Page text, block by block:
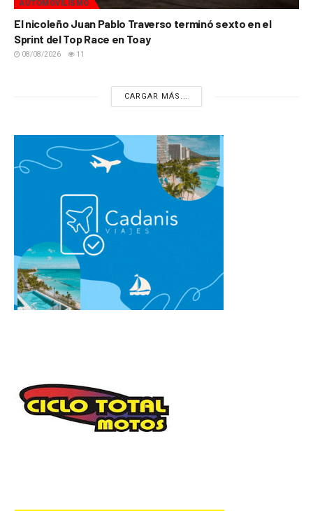
AUTOMOVILISMO
El nicoleño Juan Pablo Traverso terminó sexto en el
Sprint del Top Race en Toay
08/08/2026 11
CARGAR MÁS...